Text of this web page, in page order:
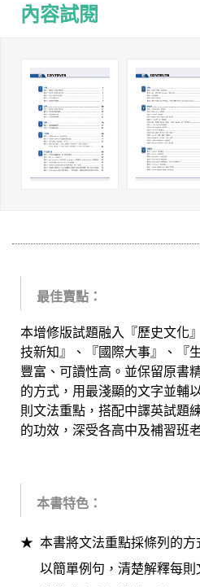
內容試閱
最佳賣點：
本增修版試題融入『歷史文化
技新知』、『國際大事』、『
豐富、可讀性高。並保留原書
的方式，用最淺顯的文字並輔
則文法重點，搭配中譯英試題
的功效，深受各高中及補習班
本書特色：
本書將文法重點採條列的
以簡單例句，清楚解釋每則